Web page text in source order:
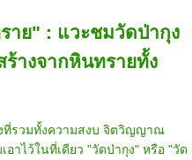
าย" : แวะชมวัดป่ากุง
างจากหินทรายทั้ง
ที่รวมทั้งความสงบ จิตวิญญาณ
าไว้ในที่เดียว "วัดป่ากุง" หรือ "วัด